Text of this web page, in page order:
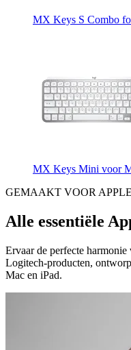
MX Keys S Combo
MX Keys Mini voor
GEMAAKT VOOR APPLE
Alle essentiële
Ervaar de perfecte
Logitech-producten,
Mac en iPad.